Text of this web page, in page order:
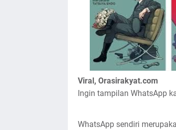
Viral, Orasirakyat.com
Ingin tampilan WhatsApp
WhatsApp sendiri